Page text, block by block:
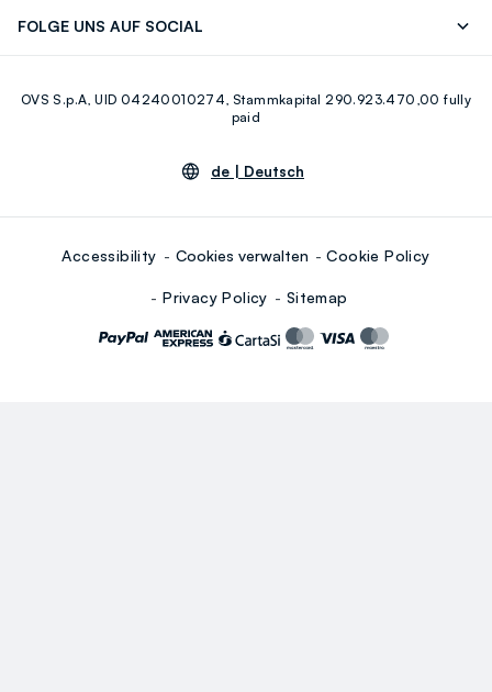
FOLGE UNS AUF SOCIAL
Youtube Linkedin
OVS S.p.A, UID 04240010274, Stammkapital 290.923.470,00 fully
paid
de | Deutsch
Accessibility Cookies verwalten Cookie Policy
Privacy Policy Sitemap